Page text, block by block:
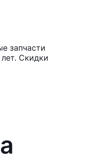
запчасти
Скидки